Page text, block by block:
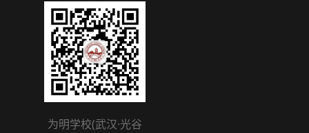
为明学校(武汉·光谷